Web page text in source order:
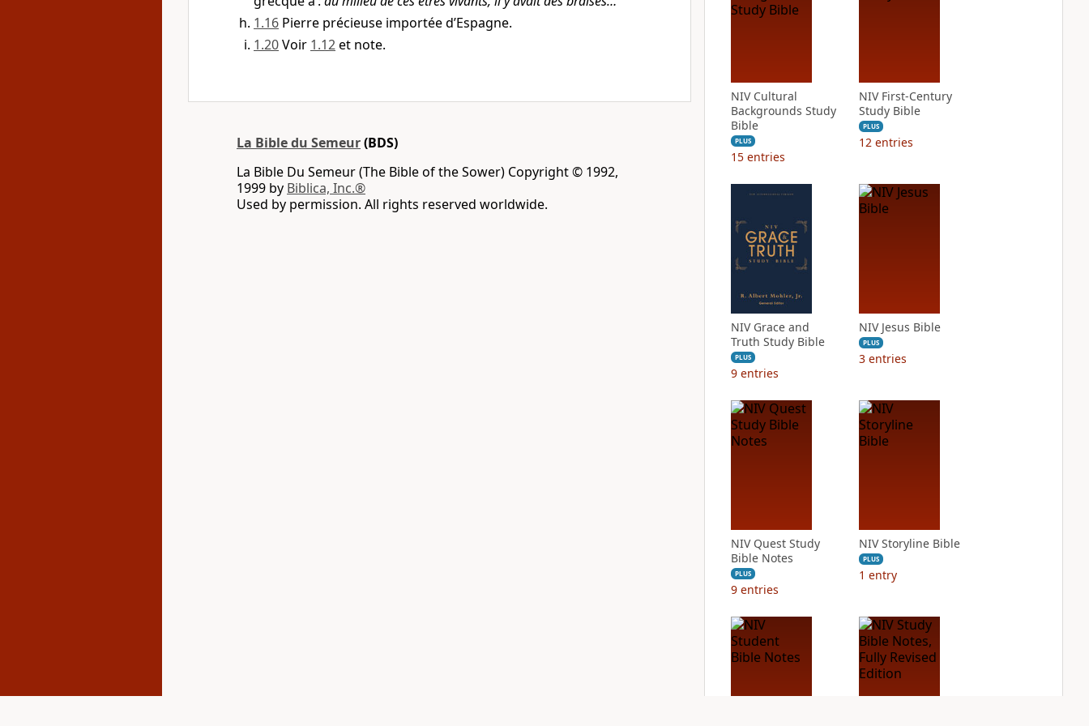
1.16 Pierre précieuse importée d’Espagne.
1.20Voir 1.12et note.
La Bible du Semeur(BDS)
La Bible Du Semeur (The Bible of the Sower) Copyright © 1992,
1999 by Biblica, Inc.®
Used by permission. All rights reserved worldwide.
NIV Cultural
Backgrounds Study
Bible
PLUS
15 entries
NIV First-Century
Study Bible
PLUS
12 entries
NIV Grace and
Truth Study Bible
PLUS
9 entries
NIV Jesus Bible
PLUS
3 entries
NIV Quest Study
Bible Notes
PLUS
9 entries
NIV Storyline Bible
PLUS
1 entry